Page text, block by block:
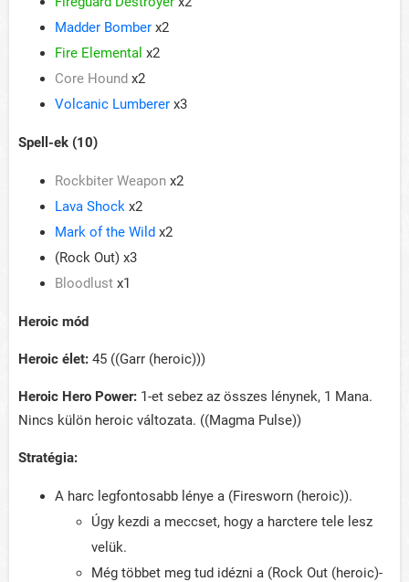
Madder Bomber x2
Fire Elemental x2
Core Hound x2
Volcanic Lumberer x3
Spell-ek (10)
Rockbiter Weapon x2
Lava Shock x2
Mark of the Wild x2
(Rock Out) x3
Bloodlust x1
Heroic mód
Heroic élet: 45 ((Garr (heroic)))
Heroic Hero Power: 1-et sebez az összes lénynek, 1 Mana.
Nincs külön heroic változata. ((Magma Pulse))
Stratégia:
A harc legfontosabb lénye a (Firesworn (heroic)).
Úgy kezdi a meccset, hogy a harctere tele lesz
velük.
Még többet meg tud idézni a (Rock Out (heroic)-